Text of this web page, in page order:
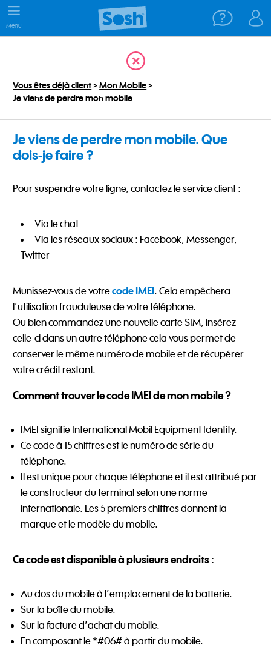
Menu
Vous êtes déjà client>Mon Mobile>
Je viens de perdre mon mobile
Je viens de perdre mon mobile. Que
dois-je faire ?
Pour suspendre votre ligne, contactez le service client :
Via le chat
Via les réseaux sociaux : Facebook, Messenger,
Twitter
Munissez-vous de votrecode IMEI. Cela empêchera
l’utilisation frauduleuse de votre téléphone.
Ou bien commandez une nouvelle carte SIM, insérez
celle-ci dans un autre téléphone cela vous permet de
conserver le même numéro de mobile et de récupérer
votre crédit restant.
Comment trouver le code IMEI de mon mobile ?
IMEI signifie International Mobil Equipment Identity.
Ce code à 15 chiffres est le numéro de série du
téléphone.
Il est unique pour chaque téléphone et il est attribué par
le constructeur du terminal selon une norme
internationale. Les 5 premiers chiffres donnent la
marque et le modèle du mobile.
Ce code est disponible à plusieurs endroits :
Au dos du mobile à l’emplacement de la batterie.
Sur la boîte du mobile.
Sur la facture d’achat du mobile.
En composant le *#06# à partir du mobile.